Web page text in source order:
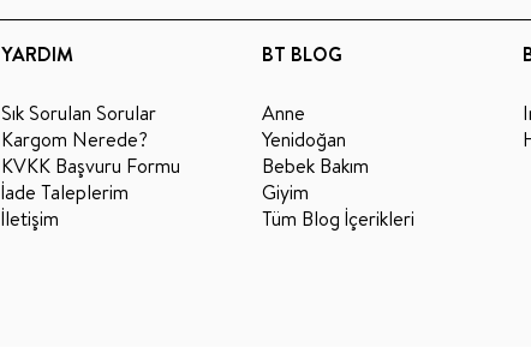
YARDIM
Sık Sorulan Sorular
Kargom Nerede?
KVKK Başvuru Formu
İade Taleplerim
İletişim
BT BLOG
Anne
Yenidoğan
Bebek Bakım
Giyim
Tüm Blog İçerikleri